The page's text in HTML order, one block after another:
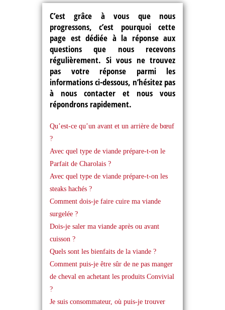
C’est grâce à vous que nous
progressons, c’est pourquoi cette
page est dédiée à la réponse aux
questions que nous recevons
régulièrement. Si vous ne trouvez
pas votre réponse parmi les
informations ci-dessous, n’hésitez pas
à nous contacter et nous vous
répondrons rapidement.
Qu’est-ce qu’un avant et un arrière de bœuf
?
Avec quel type de viande prépare-t-on le
Parfait de Charolais ?
Avec quel type de viande prépare-t-on les
steaks hachés ?
Comment dois-je faire cuire ma viande
surgelée ?
Dois-je saler ma viande après ou avant
cuisson ?
Quels sont les bienfaits de la viande ?
Comment puis-je être sûr de ne pas manger
de cheval en achetant les produits Convivial
?
Je suis consommateur, où puis-je trouver